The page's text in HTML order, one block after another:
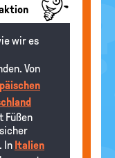
wir es
Von
Füßen
In Italien